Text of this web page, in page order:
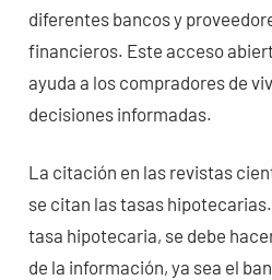
diferentes bancos y
financieros. Este acceso
ayuda a los compradores de
decisiones informadas.
La citación en las revistas
se citan las tasas
tasa hipotecaria, se debe
de la información, ya sea el